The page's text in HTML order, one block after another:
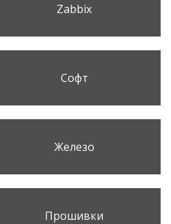
Zabbix
Софт
Железо
Прошивки